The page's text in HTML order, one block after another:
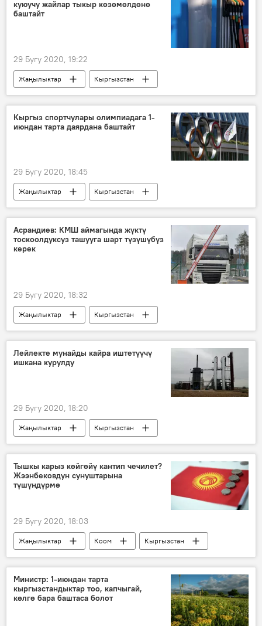
Ош мамлекеттик университети (ОшМУ)
куюучу жайлар тыкыр көзөмөлдөнө
баштайт
29 Бугу 2020, 19:22
Жаңылыктар
Кыргызстан
Экономика
Мамлекеттик салык кызматы
текшерүү
Кыргыз спортчулары олимпиадага 1-
июндан тарта даярдана баштайт
29 Бугу 2020, 18:45
Жаңылыктар
Кыргызстан
Дүйнөдө
Спорт
машыгуу
карантин
Асрандиев: КМШ аймагында жүктү
тоскоолдуксуз ташууга шарт түзүшүбүз
керек
29 Бугу 2020, 18:32
Жаңылыктар
Кыргызстан
Экономика
КМШ
Эркин Асрандиев
каатчылык
Лейлекте мунайды кайра иштетүүчү
ишкана курулду
29 Бугу 2020, 18:20
Жаңылыктар
Кыргызстан
Экономика
Баткен облусу
Тышкы карыз көйгөйү кантип чечилет?
Жээнбековдун сунуштарына
түшүндүрмө
29 Бугу 2020, 18:03
Жаңылыктар Коом
Кыргызстан
Экономика
Сооронбай Жээнбеков
тышкы карыз
Министр: 1-июндан тарта
кыргызстандыктар тоо, капчыгай,
көлгө бара баштаса болот